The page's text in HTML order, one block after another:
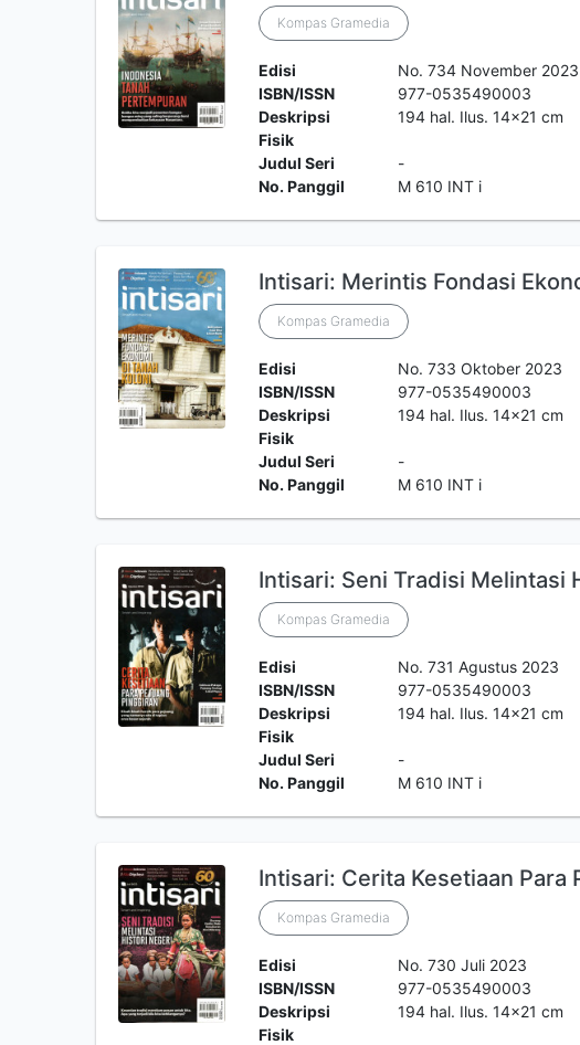
Kompas Gramedia
Edisi
No. 734 November 2023
ISBN/ISSN
977-0535490003
Deskripsi
Fisik
194 hal. Ilus. 14x21 cm
Judul Seri
-
No. Panggil
M 610 INT i
Intisari: Merintis Fondasi
Kompas Gramedia
Edisi
No. 733 Oktober 2023
ISBN/ISSN
977-0535490003
Deskripsi
Fisik
194 hal. Ilus. 14x21 cm
Judul Seri
-
No. Panggil
M 610 INT i
Intisari: Seni Tradisi Melintasi
Kompas Gramedia
Edisi
No. 731 Agustus 2023
ISBN/ISSN
977-0535490003
Deskripsi
Fisik
194 hal. Ilus. 14x21 cm
Judul Seri
-
No. Panggil
M 610 INT i
Intisari: Cerita Kesetiaan Para
Kompas Gramedia
Edisi
No. 730 Juli 2023
ISBN/ISSN
977-0535490003
Deskripsi
Fisik
194 hal. Ilus. 14x21 cm